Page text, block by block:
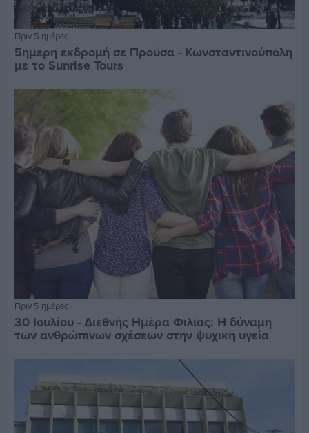
Πριν 5 ημέρες
5ημερη εκδρομή σε Προύσα - Κωνσταντινούπολη
με το Sunrise Tours
Πριν 5 ημέρες
30 Ιουλίου - Διεθνής Ημέρα Φιλίας: Η δύναμη
των ανθρώπινων σχέσεων στην ψυχική υγεία